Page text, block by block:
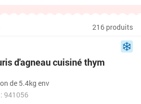
216 produits
d'agneau cuisiné thym
de 5.4kg env
: 941056